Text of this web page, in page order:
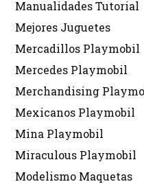
Manualidades Tutorial
Mejores Juguetes
Mercadillos Playmobil
Mercedes Playmobil
Merchandising
Mexicanos Playmobil
Mina Playmobil
Miraculous Playmobil
Modelismo Maquetas